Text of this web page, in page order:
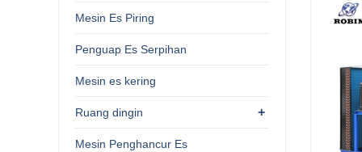
Mesin Es Piring
Penguap Es Serpihan
Mesin es kering
+
Ruang dingin
Mesin Penghancur Es